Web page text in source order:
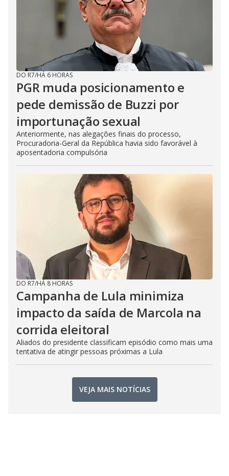
DO R7/HÁ 6 HORAS
PGR muda posicionamento e
pede demissão de Buzzi por
importunação sexual
Anteriormente, nas alegações finais do processo,
Procuradoria-Geral da República havia sido favorável à
aposentadoria compulsória
DO R7/HÁ 8 HORAS
Campanha de Lula minimiza
impacto da saída de Marcola na
corrida eleitoral
Aliados do presidente classificam episódio como mais uma
tentativa de atingir pessoas próximas a Lula
VEJA MAIS NOTÍCIAS